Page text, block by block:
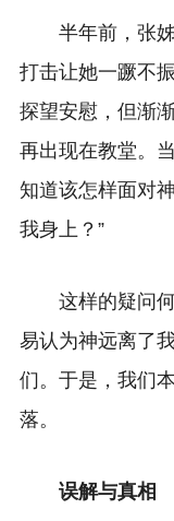
半年前， 张
打击让她一蹶不
探望安慰，但渐
再出现在教堂。
知道该怎样面对
我身上？”
这样的疑问
易认为神远离了
们。于是，我们
落。
误解与真相